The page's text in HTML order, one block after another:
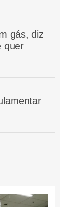
gás, diz
quer